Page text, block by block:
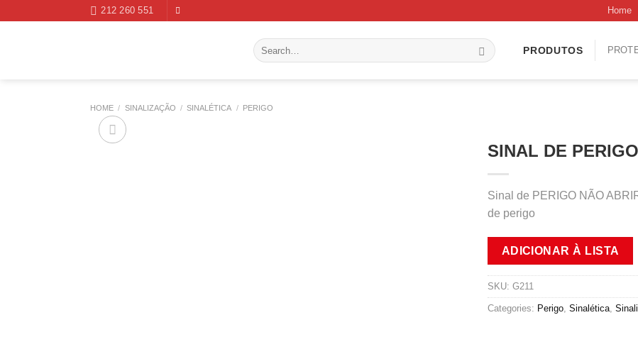
212 260 551 Home
Search
for:
PRODUTOS
HOME / SINALIZAÇÃO / SINALÉTICA / PERIGO
SINAL DE
Sinal de PERIGO NÃO
de perigo
ADICIONAR À LISTA
SKU: G211
Categories: Perigo, Sinalética,